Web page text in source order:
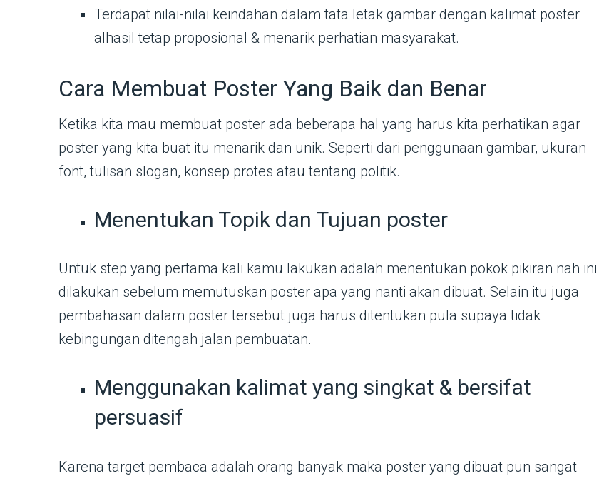
Terdapat nilai-nilai keindahan dalam tata letak gambar dengan kalimat poster
alhasil tetap proposional & menarik perhatian masyarakat.
Cara Membuat Poster Yang Baik dan Benar
Ketika kita mau membuat poster ada beberapa hal yang harus kita perhatikan agar
poster yang kita buat itu menarik dan unik. Seperti dari penggunaan gambar, ukuran
font, tulisan slogan, konsep protes atau tentang politik.
Menentukan Topik dan Tujuan poster
Untuk step yang pertama kali kamu lakukan adalah menentukan pokok pikiran nah ini
dilakukan sebelum memutuskan poster apa yang nanti akan dibuat. Selain itu juga
pembahasan dalam poster tersebut juga harus ditentukan pula supaya tidak
kebingungan ditengah jalan pembuatan.
Menggunakan kalimat yang singkat & bersifat
persuasif
Karena target pembaca adalah orang banyak maka poster yang dibuat pun sangat